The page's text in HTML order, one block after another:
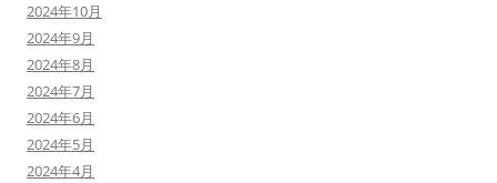
2024年10月
2024年9月
2024年8月
2024年7月
2024年6月
2024年5月
2024年4月